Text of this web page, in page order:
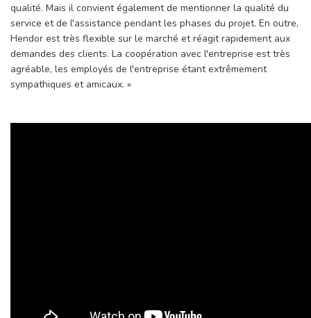
qualité. Mais il convient également de mentionner la qualité du
service et de l'assistance pendant les phases du projet. En outre,
Hendor est très flexible sur le marché et réagit rapidement aux
demandes des clients. La coopération avec l'entreprise est très
agréable, les employés de l'entreprise étant extrêmement
sympathiques et amicaux. »